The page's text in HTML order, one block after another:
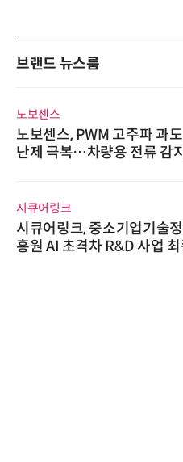
브랜드 뉴스룸
센스
센스, PWM 고주파 과도 간섭
극복…차량용 전류 감지 증폭
어링크
어링크, 중소기업기술정보진
AI 초격차 R&D 사업 최종 선